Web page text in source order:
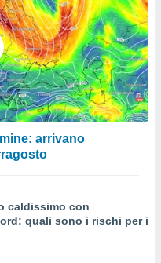
arrivano
caldissimo con
quali sono i rischi per i